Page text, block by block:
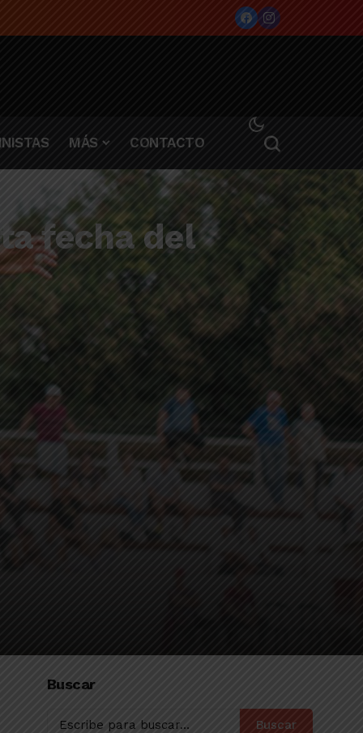
MÁS CONTACTO
fecha del
Buscar
Buscar